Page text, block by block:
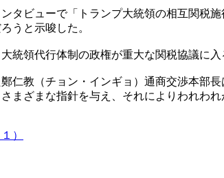
ビューで「トランプ大統領の相互関税
うと示唆した。
領代行体制の政権が重大な関税協議に入
教（チョン・インギョ）通商交渉本部
ざまな指針を与え、それによりわれわ
）